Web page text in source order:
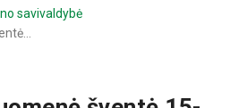
savivaldybė